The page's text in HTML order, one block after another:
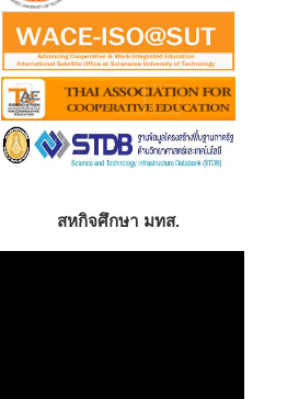
สหกิจศึกษา มทส.